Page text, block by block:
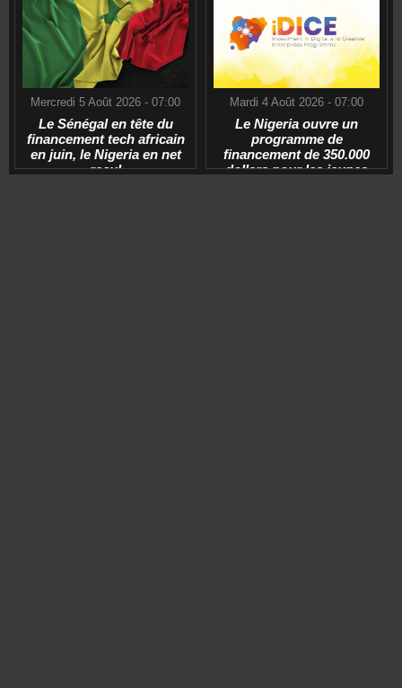
Mercredi 5 Août 2026 - 07:00
Le Sénégal en tête du
financement tech africain
en juin, le Nigeria en net
recul
Mardi 4 Août 2026 - 07:00
Le Nigeria ouvre un
programme de
financement de 350.000
dollars pour les jeunes